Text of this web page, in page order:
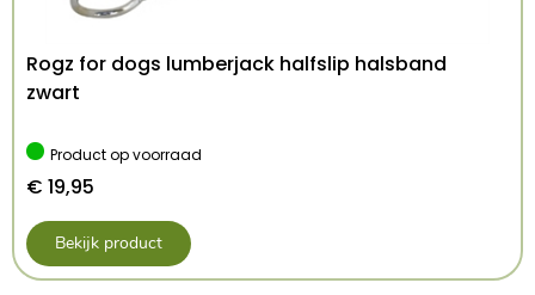
Rogz for dogs lumberjack halfslip halsband
zwart
Product op voorraad
€ 19,95
Bekijk product